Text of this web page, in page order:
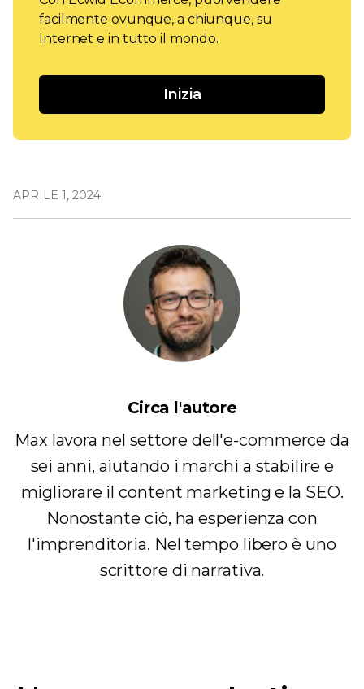
facilmente ovunque, a chiunque, su
Internet e in tutto il mondo.
Inizia
APRILE 1, 2024
Circa l'autore
Max lavora nel settore dell'e-commerce da
sei anni, aiutando i marchi a stabilire e
migliorare il content marketing e la SEO.
Nonostante ciò, ha esperienza con
l'imprenditoria. Nel tempo libero è uno
scrittore di narrativa.